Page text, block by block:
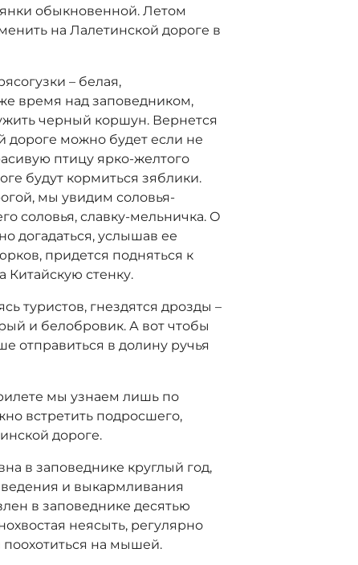
обыкновенной. Летом
на Лалетинской дороге в
– белая,
время над заповедником,
черный коршун. Вернется
дороге можно будет если не
птицу ярко-желтого
будут кормиться зяблики.
мы увидим соловья-
соловья, славку-мельничка. О
догадаться, услышав ее
придется подняться к
Китайскую стенку.
туристов, гнездятся дрозды –
и белобровик. А вот чтобы
отправиться в долину ручья
мы узнаем лишь по
встретить подросшего,
дороге.
в заповеднике круглый год,
и выкармливания
в заповеднике десятью
неясыть, регулярно
на мышей.